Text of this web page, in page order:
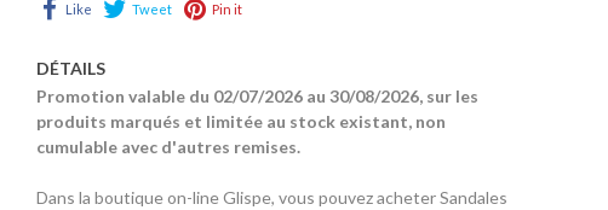
Like Tweet Pin it
DÉTAILS
Promotion valable du 02/07/2026 au 30/08/2026, sur les
produits marqués et limitée au stock existant, non
cumulable avec d'autres remises.
Dans la boutique on-line Glispe, vous pouvez acheter Sandales